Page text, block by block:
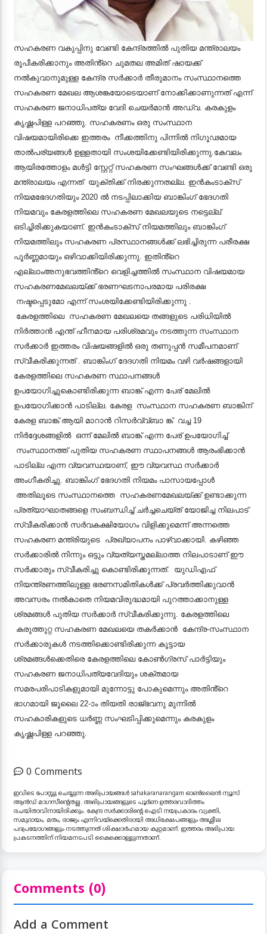
സഹകരണ വകുപ്പിനു വേണ്ടി കേന്ദ്രത്തിൽ പുതിയ മന്ത്രാലയം
രൂപീകരിക്കാനും അതിൻ്റെ ചുമതല അമിത് ഷായക്ക്
നൽകുവാനുമുള്ള കേന്ദ്ര സർക്കാർ തീരുമാനം സംസ്ഥാനത്തെ
സഹകരണ മേഖല ആശങ്കയോടെയാണ് നോക്കിക്കാണുന്നത് എന്ന്
സഹകരണ ജനാധിപത്യ വേദി ചെയർമാൻ അഡ്വ. കരകുളം
കൃഷ്ണപിള്ള പറഞ്ഞു. സഹകരണം ഒരു സംസ്ഥാന
വിഷയമായിരിക്കെ ഇത്തരം നീക്കത്തിനു പിന്നിൽ നിഗൂഢമായ
താൽപര്യങ്ങൾ ഉള്ളതായി സംശയിക്കേണ്ടിയിരിക്കുന്നു.കേവലം
ആയിരത്തോളം മൾട്ടി സ്റ്റേറ്റ് സഹകരണ സംഘങ്ങൾക്ക് വേണ്ടി ഒരു
മന്ത്രാലയം എന്നത് യുക്തിക്ക് നിരക്കുന്നതല്ല. ഇൻകംടാക്സ്
നിയമഭേദഗതിയും 2020 ൽ നടപ്പിലാക്കിയ ബാങ്കിംഗ് ഭേദഗതി
നിയമവും കേരളത്തിലെ സഹകരണ മേഖലയുടെ നട്ടെല്ല്
ഒടിച്ചിരിക്കുകയാണ്. ഇൻകംടാക്സ് നിയമത്തിലും ബാങ്കിംഗ്
നിയമത്തിലും സഹകരണ പ്രസ്ഥാനങ്ങൾക്ക് ലഭിച്ചിരുന്ന പരീരക്ഷ
പൂർണ്ണമായും ഒഴിവാക്കിയിരിക്കുന്നു. ഇതിൻ്റെ
എല്ലാംഅനുഭവത്തിൻ്റെ വെളിച്ചത്തിൽ സംസ്ഥാന വിഷയമായ
സഹകരണമേഖലയ്ക്ക് ഭരണഘടനാപരമായ പരിരക്ഷ
നഷ്ടപ്പെടുമോ എന്ന് സംശയിക്കേണ്ടിയിരിക്കുന്നു .
കേരളത്തിലെ സഹകരണ മേഖലയെ തങ്ങളുടെ പരിധിയിൽ
നിർത്താൻ എന്ത് ഹീനമായ പരിശ്രമവും നടത്തുന്ന സംസ്ഥാന
സർക്കാർ ഇത്തരം വിഷയങ്ങളിൽ ഒരു തണുപ്പൻ സമീപനമാണ്
സ്വീകരിക്കുന്നത് . ബാങ്കിംഗ് ദേദഗതി നിയമം വഴി വർഷങ്ങളായി
കേരളത്തിലെ സഹകരണ സ്ഥാപനങ്ങൾ
ഉപയോഗിച്ചുകൊണ്ടിരിക്കുന്ന ബാങ്ക് എന്ന പേര് മേലിൽ
ഉപയോഗിക്കാൻ പാടില്ല. കേരള സംസ്ഥാന സഹകരണ ബാങ്കിന്
കേരള ബാങ്ക് ആയി മാറാൻ റിസർവ്വ്ബാ ങ്ക് വച്ച 19
നിർദ്ദേശങ്ങളിൽ ഒന്ന് മേലിൽ ബാങ്ക് എന്ന പേര് ഉപയോഗിച്ച്
സംസ്ഥാനത്ത് പുതിയ സഹകരണ സ്ഥാപനങ്ങൾ ആരംഭിക്കാൻ
പാടില്ല എന്ന വ്യവസ്ഥയാണ്, ഈ വ്യവസ്ഥ സർക്കാർ
അംഗീകരിച്ചു. ബാങ്കിംഗ് ഭേദഗതി നിയമം പാസായപ്പോൾ
അതിലൂടെ സംസ്ഥാനത്തെ സഹകരണമേഖലയ്ക്ക് ഉണ്ടാക്കുന്ന
പ്രത്യാഘാതങ്ങളെ സംബന്ധിച്ച് ചർച്ചചെയ്ത് യോജിച്ച നിലപാട്
സ്വീകരിക്കാൻ സർവകക്ഷിയോഗം വിളിക്കുമെന്ന് അന്നത്തെ
സഹകരണ മന്ത്രിയുടെ പ്രഖ്യാപനം പാഴ്‌വാക്കായി. കഴിഞ്ഞ
സർക്കാരിൽ നിന്നും ഒട്ടും വ്യത്യസ്തമല്ലാത്ത നിലപാടാണ് ഈ
സർക്കാരും സ്വീകരിച്ചു കൊണ്ടിരിക്കുന്നത്. യുഡിഎഫ്
നിയന്ത്രണത്തിലുള്ള ഭരണസമിതികൾക്ക് പ്രവർത്തിക്കുവാൻ
അവസരം നൽകാതെ നിയമവിരുദ്ധമായി പുറത്താക്കാനുള്ള
ശ്രമങ്ങൾ പുതിയ സർക്കാർ സ്വീകരിക്കുന്നു. കേരളത്തിലെ
കരുത്തുറ്റ സഹകരണ മേഖലയെ തകർക്കാൻ കേന്ദ്ര-സംസ്ഥാന
സർക്കാരുകൾ നടത്തിക്കൊണ്ടിരിക്കുന്ന കൂട്ടായ
ശ്രമങ്ങൾക്കെതിരെ കേരളത്തിലെ കോൺഗ്രസ് പാർട്ടിയും
സഹകരണ ജനാധിപത്യവേദിയും ശക്തമായ
സമരപരിപാടികളുമായി മുന്നോട്ടു പോകുമെന്നും അതിൻ്റെ
ഭാഗമായി ജൂലൈ 22-ാം തിയതി രാജ്ഭവനു മുന്നിൽ
സഹകാരികളുടെ ധർണ്ണ സംഘടിപ്പിക്കുമെന്നും കരകുളം
കൃഷ്ണപിള്ള പറഞ്ഞു.
0 Comments
ഇവിടെ പോസ്റ്റു ചെയ്യുന്ന അഭിപ്രായങ്ങൾ sahakaranarangam ഓൺലൈൻ ന്യൂസ്
ആൻഡ് മാഗസീന്റെതല്ല. അഭിപ്രായങ്ങളുടെ പൂർണ ഉത്തരവാദിത്തം
രചയിതാവിനായിരിക്കും. കേന്ദ്ര സർക്കാരിന്റെ ഐടി നയപ്രകാരം വ്യക്തി,
സമുദായം, മതം, രാജ്യം എന്നിവയ്ക്കെതിരായി അധിക്ഷേപങ്ങളും അശ്ലീല
പദപ്രയോഗങ്ങളും നടത്തുന്നത് ശിക്ഷാർഹമായ കുറ്റമാണ്. ഇത്തരം അഭിപ്രായ
പ്രകടനത്തിന് നിയമനടപടി കൈക്കൊള്ളുന്നതാണ്.
Comments (0)
Add a Comment